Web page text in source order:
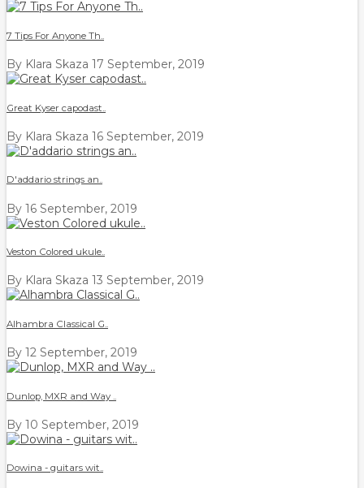
7 Tips For Anyone Th..
By Klara Skaza 17 September, 2019
Great Kyser capodast..
By Klara Skaza 16 September, 2019
D'addario strings an..
By 16 September, 2019
Veston Colored ukule..
By Klara Skaza 13 September, 2019
Alhambra Classical G..
By 12 September, 2019
Dunlop, MXR and Way ..
By 10 September, 2019
Dowina - guitars wit..